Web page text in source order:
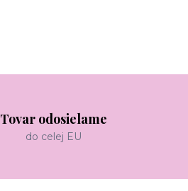
Tovar odosielame
do celej EU